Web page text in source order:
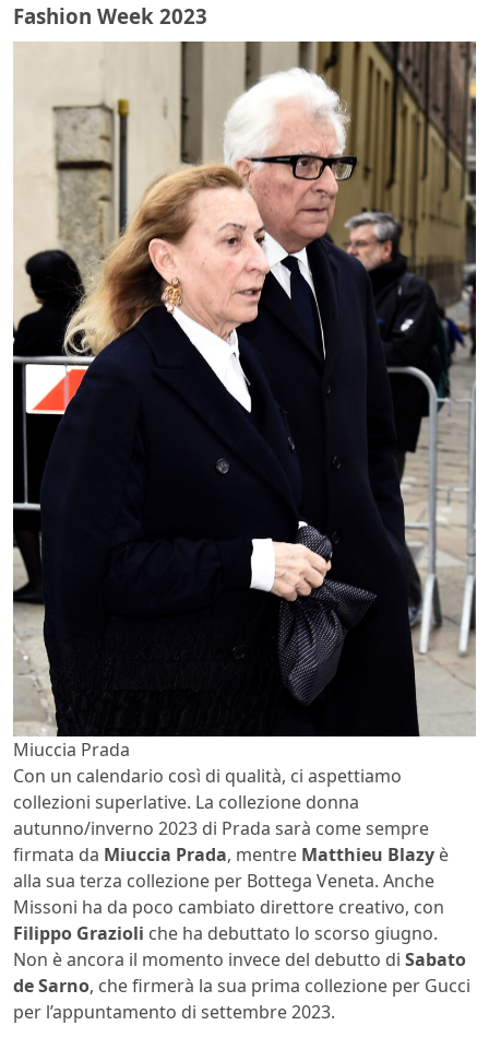
Fashion Week 2023
Miuccia Prada
Con un calendario così di qualità, ci aspettiamo
collezioni superlative. La collezione donna
autunno/inverno 2023 di Prada sarà come sempre
firmata da Miuccia Prada, mentre Matthieu Blazy è
alla sua terza collezione per Bottega Veneta. Anche
Missoni ha da poco cambiato direttore creativo, con
Filippo Grazioli che ha debuttato lo scorso giugno.
Non è ancora il momento invece del debutto di Sabato
de Sarno, che firmerà la sua prima collezione per Gucci
per l’appuntamento di settembre 2023.